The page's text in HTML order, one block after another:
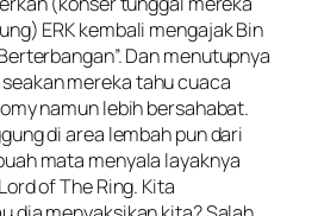
ERK kembali mengajak Bin
Dan menutupnya
mereka tahu cuaca
namun lebih bersahabat.
di area lembah pun dari
mata menyala layaknya
of The Ring. Kita